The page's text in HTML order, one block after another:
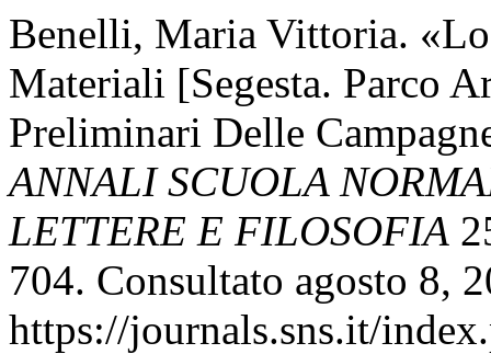
Benelli, Maria Vittoria.
Materiali [Segesta. Parco
Preliminari Delle
ANNALI SCUOLA
LETTERE E FILOSOFIA
704. Consultato agosto 8,
https://journals.sns.it/